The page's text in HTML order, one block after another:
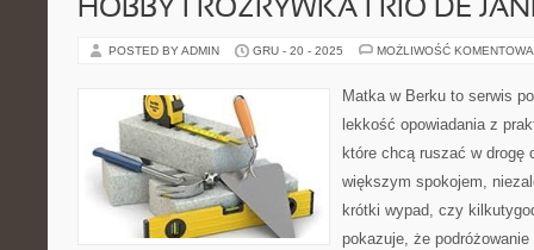
HOBBY I ROZRYWKA I RIO DE
POSTED BY ADMIN GRU - 20 - 2025 MOŻLIWOŚĆ
Matka w Berku to serwis
lekkość opowiadania z
które chcą ruszać w drogę
większym spokojem,
krótki wypad, czy
pokazuje, że